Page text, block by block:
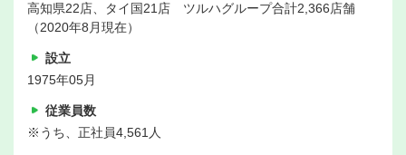
高知県22店、タイ国21店 ツルハグループ合計2,366店舗
（2020年8月現在）
設立
1975年05月
従業員数
※うち、正社員4,561人